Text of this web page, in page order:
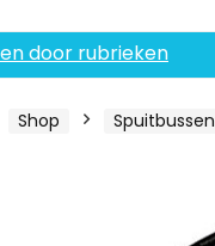
door rubrieken
Shop Spuitbussen